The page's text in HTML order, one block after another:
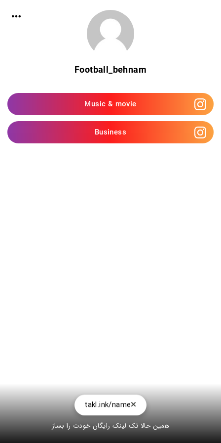
Football_behnam
Music & movie
Business
takl.ink/name
همین حالا تک لینک رایگان خودت را بساز